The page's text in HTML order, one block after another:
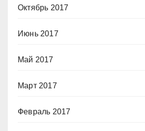
Октябрь 2017
Июнь 2017
Май 2017
Март 2017
Февраль 2017